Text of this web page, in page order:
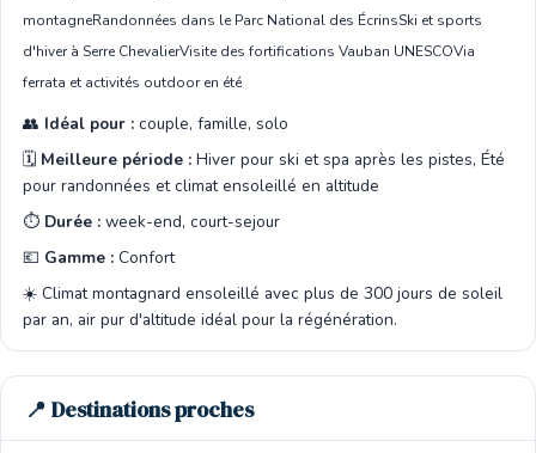
montagneRandonnées dans le Parc National des ÉcrinsSki et sports
d'hiver à Serre ChevalierVisite des fortifications Vauban UNESCOVia
ferrata et activités outdoor en été
👥 Idéal pour : couple, famille, solo
🗓️ Meilleure période : Hiver pour ski et spa après les pistes, Été
pour randonnées et climat ensoleillé en altitude
⏱️ Durée : week-end, court-sejour
💶 Gamme : Confort
☀️ Climat montagnard ensoleillé avec plus de 300 jours de soleil
par an, air pur d'altitude idéal pour la régénération.
📍 Destinations proches